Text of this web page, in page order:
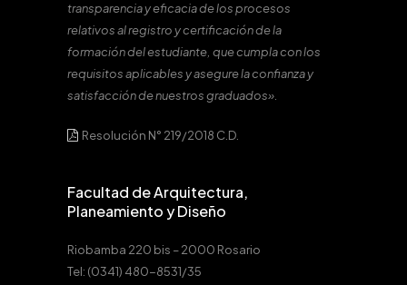
transparencia y eficacia de los procesos
relativos al registro y certificación de la
formación del estudiante, que cumpla con los
requisitos aplicables y asegure la confianza y
satisfacción de nuestros graduados».
Resolución N° 219/2018 C.D.
Facultad de Arquitectura,
Planeamiento y Diseño
Riobamba 220 bis – 2000 Rosario
Tel: (0341) 480-8531/35